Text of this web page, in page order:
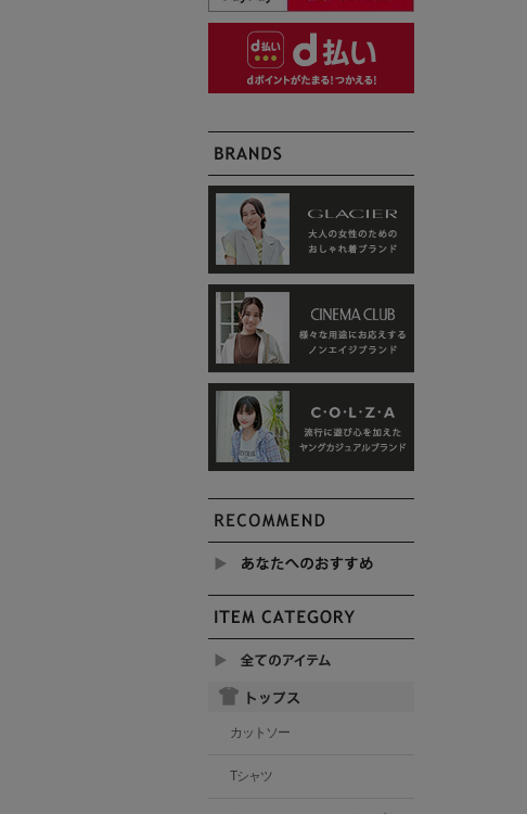
カットソー
Tシャツ